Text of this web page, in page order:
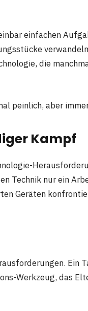
einfachen
die
peinlich, aber
Kampf
Technik nur ein
Geräten
Ein
Werkzeug, das